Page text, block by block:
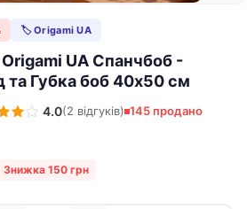
🏷 Origami UA
UA Спанчбоб -
та Губка боб 40х50 см
4.0(2 відгуків) 145 продано
Знижка 150 грн